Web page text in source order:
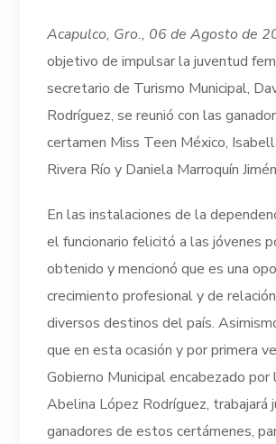
Acapulco, Gro., 06 de Agosto de
objetivo de impulsar la juventud
secretario de Turismo Municipal,
Rodríguez, se reunió con las
certamen Miss Teen México,
Rivera Río y Daniela Marroquín
En las instalaciones de la
el funcionario felicitó a las jóvenes
obtenido y mencionó que es una
crecimiento profesional y de
diversos destinos del país.
que en esta ocasión y por primera
Gobierno Municipal encabezado por
Abelina López Rodríguez, trabajará
ganadores de estos certámenes,